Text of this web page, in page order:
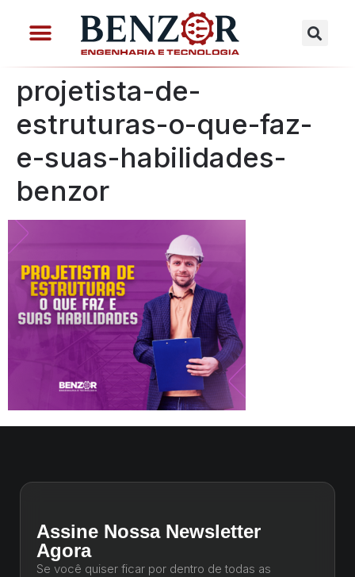
projetista-de-
estruturas-o-que-faz-
e-suas-habilidades-
benzor
Assine Nossa Newsletter
Agora
Se você quiser ficar por dentro de todas as